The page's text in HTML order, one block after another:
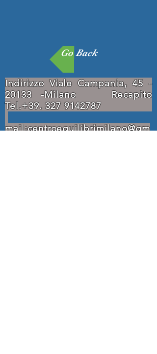
Go Back
Indirizzo Viale Campania,45 -
20133-Milano Recapito
Tel.+39. 327 9142787
mail:centroequilibrimilano@gm